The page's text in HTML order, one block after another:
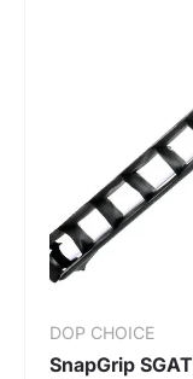
DOP CHOICE
SnapGrip